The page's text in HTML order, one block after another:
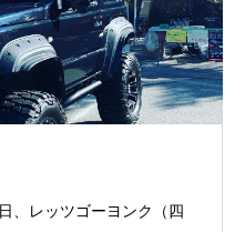
、レッツゴーヨンク（四